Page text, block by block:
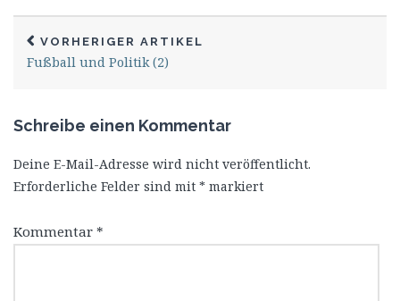
VORHERIGER ARTIKEL
Fußball und Politik (2)
Schreibe einen Kommentar
Deine E-Mail-Adresse wird nicht veröffentlicht.
Erforderliche Felder sind mit * markiert
Kommentar *